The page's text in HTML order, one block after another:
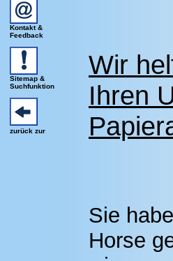
Kontakt &
Feedback
Sitemap &
Suchfunktion
zurück zur
Wir
Ihren
Sie
Horse